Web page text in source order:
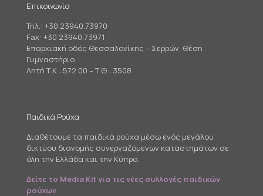
Επικοινωνία
Τηλ.: +30 23940.73970
Fax: +30 23940.73971
Επαρχιακή οδός Θεσσαλονίκης – Σερρών, Θέση
Γυμναστήριο
Λητή Τ.Κ.: 572 00 – Τ.Θ.: 3508
Παιδικά Ρούχα
Διαθέτουμε τα παιδικά ρούχα μέσω ενός μεγάλου
δικτύου διανομής συνεργαζόμενων καταστημάτων σε
όλη την Ελλάδα και την Κύπρο.
Δείτε το Media Kit για τις νέες συλλογές παιδικών
ρούχων